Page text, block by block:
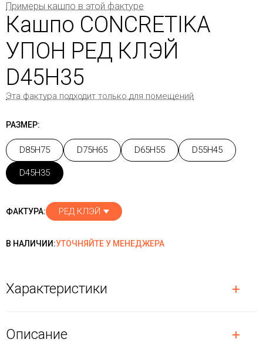
Примеры кашпо в этой фактуре
Кашпо CONCRETIKA
УПОН РЕД КЛЭЙ
D45H35
Эта фактура подходит только для помещений
РАЗМЕР:
D85H75 D75H65 D65H55 D55H45
D45H35
ФАКТУРА: РЕД КЛЭЙ
В НАЛИЧИИ:УТОЧНЯЙТЕ У МЕНЕДЖЕРА
Характеристики
Описание